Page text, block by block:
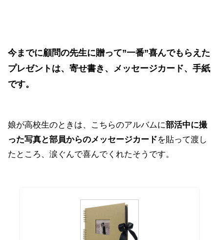
今までに顧問の先生に贈って”一番”喜んでもらえた
プレゼントは、寄せ書き、メッセージカード、手紙
です。
娘が高校生のときは、こちらのアルバムに部活中に撮
った写真と部員からのメッセージカードを貼って渡し
たところ、涙ぐんで喜んでくれたそうです。